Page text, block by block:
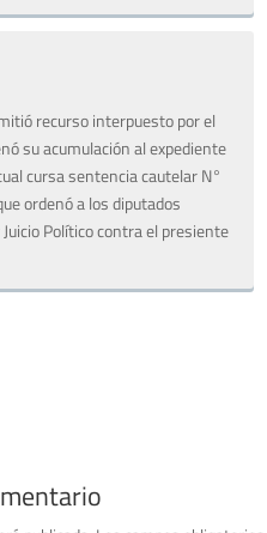
recurso interpuesto por el
su acumulación al expediente
cursa sentencia cautelar N°
ordenó a los diputados
Político contra el presiente